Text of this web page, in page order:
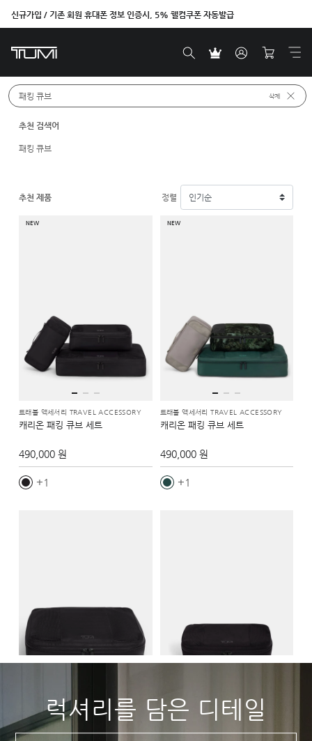
신규가입 / 기존 회원 휴대폰 정보 인증시, 5% 웰컴쿠폰 자동발급
삭제
원하시는 제품을 검색해보세요. 예:
추천 검색어
패킹 큐브
럭셔리를 담은 디테일